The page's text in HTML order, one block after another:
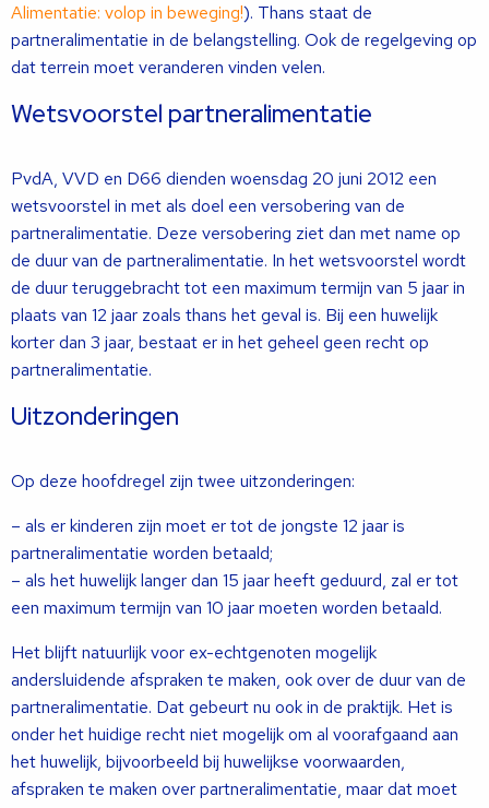
Alimentatie: volop in beweging!). Thans staat de
partneralimentatie in de belangstelling. Ook de regelgeving op
dat terrein moet veranderen vinden velen.
Wetsvoorstel partneralimentatie
PvdA, VVD en D66 dienden woensdag 20 juni 2012 een
wetsvoorstel in met als doel een versobering van de
partneralimentatie. Deze versobering ziet dan met name op
de duur van de partneralimentatie. In het wetsvoorstel wordt
de duur teruggebracht tot een maximum termijn van 5 jaar in
plaats van 12 jaar zoals thans het geval is. Bij een huwelijk
korter dan 3 jaar, bestaat er in het geheel geen recht op
partneralimentatie.
Uitzonderingen
Op deze hoofdregel zijn twee uitzonderingen:
– als er kinderen zijn moet er tot de jongste 12 jaar is
partneralimentatie worden betaald;
– als het huwelijk langer dan 15 jaar heeft geduurd, zal er tot
een maximum termijn van 10 jaar moeten worden betaald.
Het blijft natuurlijk voor ex-echtgenoten mogelijk
andersluidende afspraken te maken, ook over de duur van de
partneralimentatie. Dat gebeurt nu ook in de praktijk. Het is
onder het huidige recht niet mogelijk om al voorafgaand aan
het huwelijk, bijvoorbeeld bij huwelijkse voorwaarden,
afspraken te maken over partneralimentatie, maar dat moet